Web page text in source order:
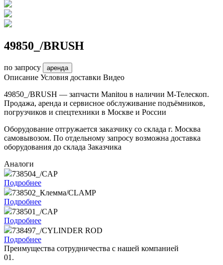
49850_/BRUSH
по запросу аренда
Описание Условия доставки Видео
49850_/BRUSH — запчасти Manitou в наличии М-Телескоп.
Продажа, аренда и сервисное обслуживание подъёмников,
погрузчиков и спецтехники в Москве и России
Оборудование отгружается заказчику со склада г. Москва
самовывозом. По отдельному запросу возможна доставка
оборудования до склада Заказчика
Аналоги
738504_/CAP
Подробнее
738502_Клемма/CLAMP
Подробнее
738501_/CAP
Подробнее
738497_/CYLINDER ROD
Подробнее
Преимущества сотрудничества с нашей компанией
01.